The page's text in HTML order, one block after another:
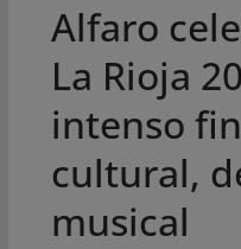
Alfaro
La Rioja
intenso
cultural,
musical